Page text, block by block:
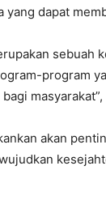
yang dapat
program
masyarakat”,
akan